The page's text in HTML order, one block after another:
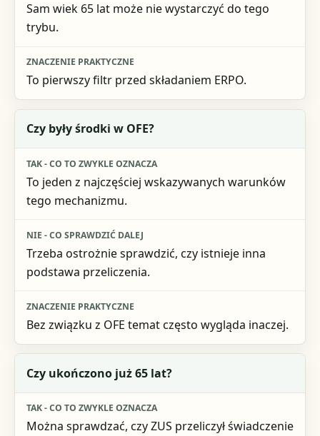
Sam wiek 65 lat może nie wystarczyć do tego
trybu.
To pierwszy filtr przed składaniem ERPO.
Czy były środki w OFE?
To jeden z najczęściej wskazywanych warunków
tego mechanizmu.
Trzeba ostrożnie sprawdzić, czy istnieje inna
podstawa przeliczenia.
Bez związku z OFE temat często wygląda inaczej.
Czy ukończono już 65 lat?
Można sprawdzać, czy ZUS przeliczył świadczenie